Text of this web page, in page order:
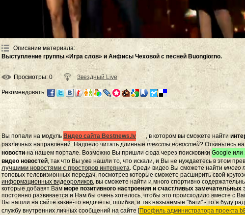
Описание материала:
Выступление группы «Игра слов» и Анфисы Чеховой с песней Buongiorno.
Просмотры: 0 Звездный Live
Рекомендовать:
Вы попали на модуль Видео сайта Bestnews.lv , в котором вы сможете найти
различных направлений. Надоело читать длинные тексты новостей? Откиньтесь
новостина нашем портале. Возможно Вы пришли сюда через поисковики Google или
видео новостей, так что Вы уже нашли то, что искали, и Вы не нуждаетесь в этом
лучшими новостями с просторов интернета. Среди видео Вы сможете найти много
топовых телевизионных передач, посмотрев которые сможете расширить свой
информационных видеороликов, вы сможете найти и много спортивно
которые добавят Вам море позитивного настроения и счастливых замечательных
постоянно развивается и Нам бы очень хотелось, чтобы это происходило вместе с
Вы нашли на сайте какие-то недочёты, ошибки, и так назыаемые "баги" - то я буду
службу внутренних личных сообщений на сайте [Профиль администратора проекта